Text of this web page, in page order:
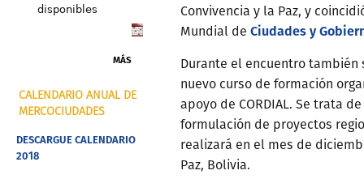
disponibles
MÁS
CALENDARIO ANUAL DE
MERCOCIUDADES
DESCARGUE CALENDARIO
2018
Convivencia y la Paz, y
Mundial de Ciudades y
Durante el encuentro también
nuevo curso de formación
apoyo de CORDIAL. Se trata
formulación de proyectos
realizará en el mes de
Paz, Bolivia.